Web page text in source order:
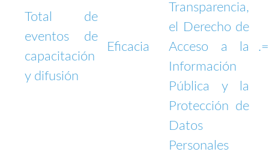
Total de
eventos de
capacitación
y difusión
Eficacia
Transparencia,
el Derecho de
Acceso a la
Información
Pública y la
Protección de
Datos
Personales